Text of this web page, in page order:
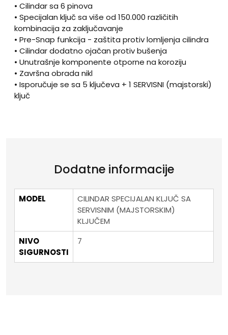
• Cilindar sa 6 pinova
• Specijalan ključ sa više od 150.000 različitih
kombinacija za zaključavanje
• Pre-Snap funkcija - zaštita protiv lomljenja cilindra
• Cilindar dodatno ojačan protiv bušenja
• Unutrašnje komponente otporne na koroziju
• Završna obrada nikl
• Isporučuje se sa 5 ključeva + 1 SERVISNI (majstorski)
ključ
Dodatne informacije
MODEL
CILINDAR SPECIJALAN KLJUČ SA
SERVISNIM (MAJSTORSKIM)
KLJUČEM
NIVO
SIGURNOSTI
7